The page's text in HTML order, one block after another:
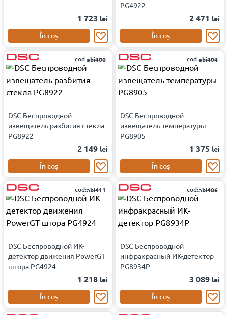
1 723 lei
În coș
PG4922
2 471 lei
În coș
cod:abi400
DSC Беспроводной
извещатель разбития стекла
PG8922
2 149 lei
În coș
cod:abi404
DSC Беспроводной
извещатель температуры
PG8905
1 375 lei
În coș
cod:abi411
DSC Беспроводной ИК-
детектор движения PowerGT
штора PG4924
1 218 lei
În coș
cod:abi406
DSC Беспроводной
инфракрасный ИК-детектор
PG8934P
3 089 lei
În coș